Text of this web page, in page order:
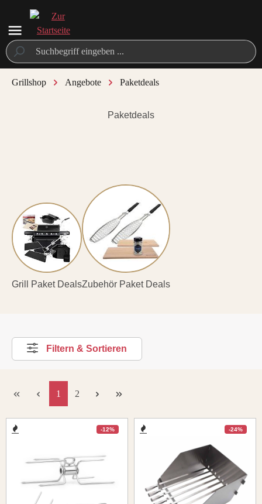
springen
Grillshop Angebote Paketdeals
Paketdeals
Grill Paket DealsZubehör Paket Deals
Filtern & Sortieren
1 2
-12% -24%